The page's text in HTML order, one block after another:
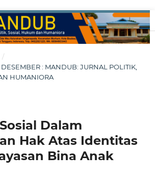
/
: MANDUB: JURNAL POLITIK,
HUMANIORA
Dalam
Hak Atas Identitas
Bina Anak